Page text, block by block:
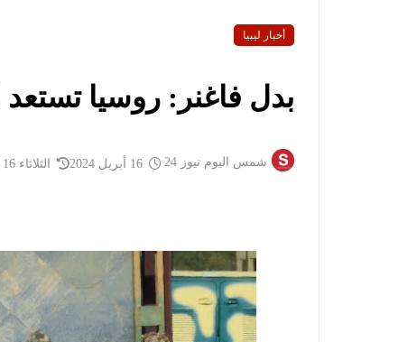
أخبار ليبيا
بدل فاغنر: روسيا تستعد
شمس اليوم نيوز 24 الثلاثاء 16 أبريل 2024